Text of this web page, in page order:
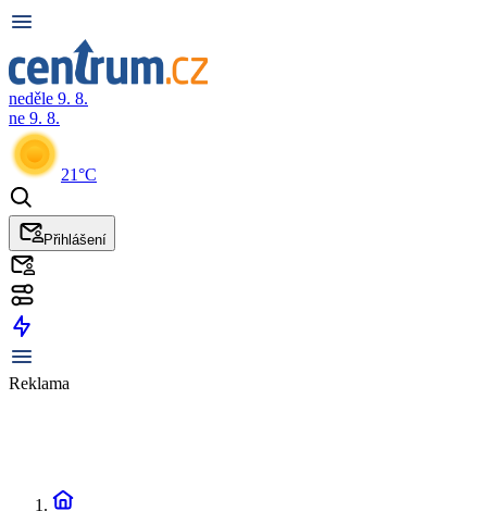
neděle 9. 8.
ne 9. 8.
21°C
Přihlášení
Reklama